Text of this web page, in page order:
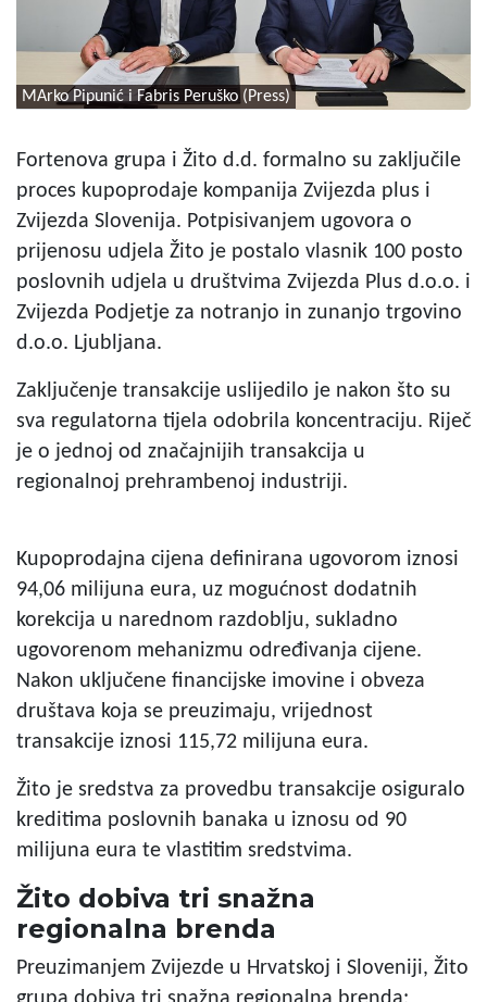
MArko Pipunić i Fabris Peruško (Press)
Fortenova grupa i Žito d.d. formalno su zaključile
proces kupoprodaje kompanija Zvijezda plus i
Zvijezda Slovenija. Potpisivanjem ugovora o
prijenosu udjela Žito je postalo vlasnik 100 posto
poslovnih udjela u društvima Zvijezda Plus d.o.o. i
Zvijezda Podjetje za notranjo in zunanjo trgovino
d.o.o. Ljubljana.
Zaključenje transakcije uslijedilo je nakon što su
sva regulatorna tijela odobrila koncentraciju. Riječ
je o jednoj od značajnijih transakcija u
regionalnoj prehrambenoj industriji.
Kupoprodajna cijena definirana ugovorom iznosi
94,06 milijuna eura, uz mogućnost dodatnih
korekcija u narednom razdoblju, sukladno
ugovorenom mehanizmu određivanja cijene.
Nakon uključene financijske imovine i obveza
društava koja se preuzimaju, vrijednost
transakcije iznosi 115,72 milijuna eura.
Žito je sredstva za provedbu transakcije osiguralo
kreditima poslovnih banaka u iznosu od 90
milijuna eura te vlastitim sredstvima.
Žito dobiva tri snažna
regionalna brenda
Preuzimanjem Zvijezde u Hrvatskoj i Sloveniji, Žito